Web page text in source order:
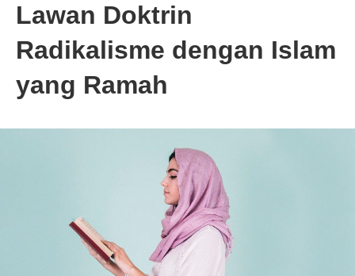
Lawan Doktrin
Radikalisme dengan Islam
yang Ramah